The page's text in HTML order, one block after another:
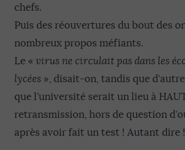
chefs.
Puis des réouvertures du bout des
nombreux propos méfiants.
Le « virus ne circulait pas dans les
lycées », disait-on, tandis que
que l’université serait un lieu à
retransmission, hors de question
après avoir fait un test ! Autant dire !